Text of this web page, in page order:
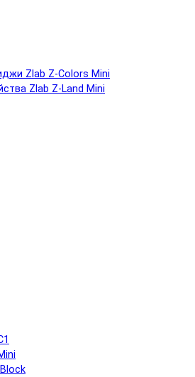
Zlab Z-Colors Mini
Zlab Z-Land Mini